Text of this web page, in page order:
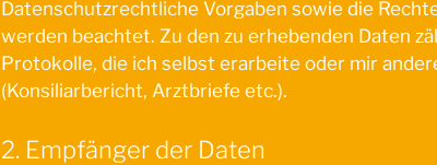
Datenschutzrechtliche Vorgaben sowie die
werden beachtet. Zu den zu erhebenden Daten
Protokolle, die ich selbst erarbeite oder mir
(Konsiliarbericht, Arztbriefe etc.).
2. Empfänger der Daten